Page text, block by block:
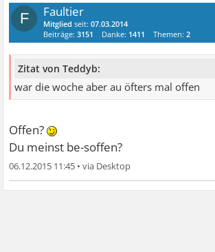
F Faultier
Mitglied seit:07.03.2014
Beiträge:3151 Danke: 1411 Themen:2
Zitat von Teddyb:
war die woche aber au öfters mal offen
Offen?
Du meinst be-soffen?
06.12.2015 11:45 •